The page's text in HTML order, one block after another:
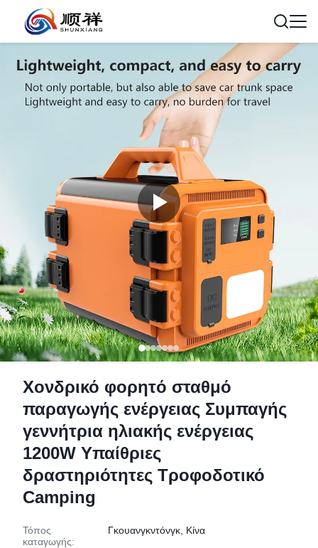
Χονδρικό φορητό σταθμό
παραγωγής ενέργειας Συμπαγής
γεννήτρια ηλιακής ενέργειας
1200W Υπαίθριες
δραστηριότητες Τροφοδοτικό
Camping
Τόπος
καταγωγής:
Γκουανγκντόνγκ, Κίνα